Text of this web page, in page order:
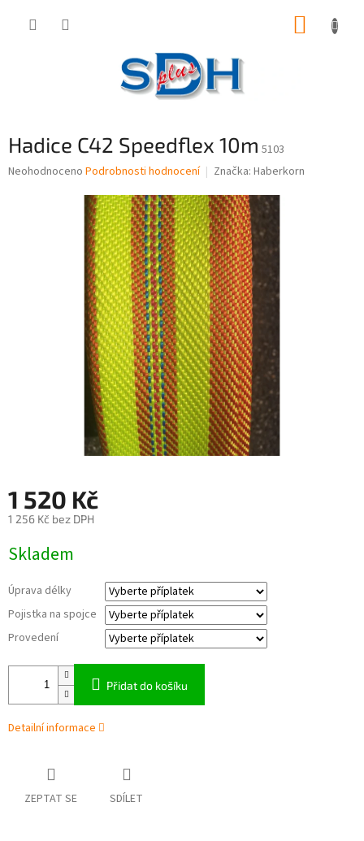
Hadice C42 Speedflex 10m 5103
Průměrné
Neohodnoceno Podrobnosti hodnocení Značka: Haberkorn
1 520 Kč
1 256 Kč bez DPH
cena:
Skladem
Úprava délky
Pojistka na spojce
Provedení
Přidat do košíku
Detailní informace
ZEPTAT SE SDÍLET